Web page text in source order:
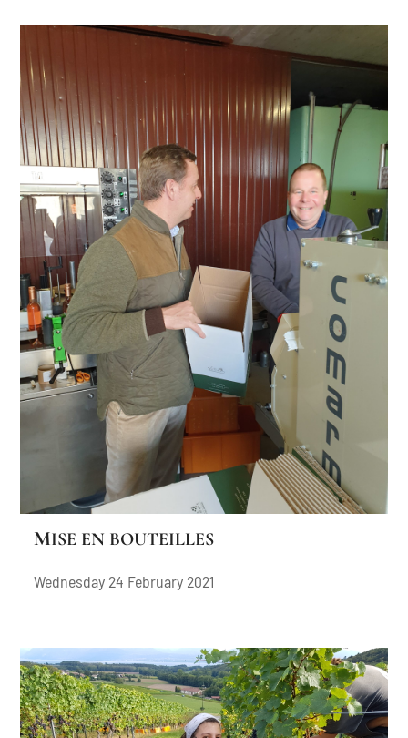
MISE EN BOUTEILLES
Wednesday 24 February 2021